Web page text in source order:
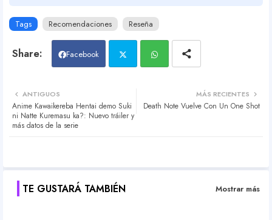
Tags Recomendaciones Reseña
Facebook
ter atsa
MÁS RECIENTES
Death Note Vuelve Con Un One Shot
ANTIGUOS
Anime Kawaikereba Hentai demo Suki
ni Natte Kuremasu ka?: Nuevo tráiler y
más datos de la serie
TE GUSTARÁ TAMBIÉN Mostrar más